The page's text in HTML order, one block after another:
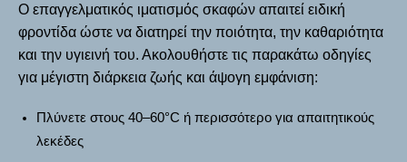
Ο επαγγελματικός ιματισμός σκαφών απαιτεί ειδική
φροντίδα ώστε να διατηρεί την ποιότητα, την καθαριότητα
και την υγιεινή του. Ακολουθήστε τις παρακάτω οδηγίες
για μέγιστη διάρκεια ζωής και άψογη εμφάνιση:
Πλύνετε στους 40–60°C ή περισσότερο για απαιτητικούς
λεκέδες